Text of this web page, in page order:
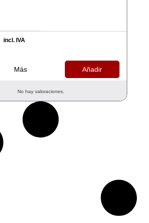
incl. IVA
Más Añadir
No hay valoraciones.